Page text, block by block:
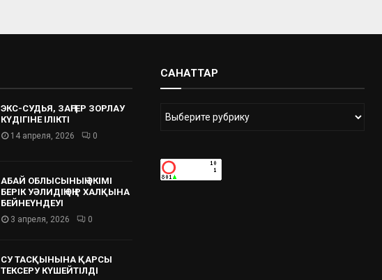
ЭКС-СУДЬЯ, ЗАҢГЕР ЗОРЛАУ
КҮДІГІНЕ ІЛІКТІ
14 апреля, 2026 0
АБАЙ ОБЛЫСЫНЫҢ ӘКІМІ
БЕРІК УӘЛИДІҢ ӨҢІР ХАЛҚЫНА
БЕЙНЕҮНДЕУІ
3 апреля, 2026 0
СУ ТАСҚЫНЫНА ҚАРСЫ
ТЕКСЕРУ КҮШЕЙТІЛДІ
САНАТТАР